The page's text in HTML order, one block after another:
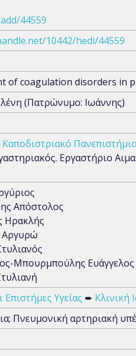
44559
10442/hedi/44559
of coagulation disorders in
(Πατρώνυμο: Ιωάννης)
Καποδιστριακό
Εργαστήριο
Απόστολος
Ηρακλής
Αργυρώ
Μπουρμπούλης Ευάγγελος
Επιστήμες Υγείας ➨ Κλινική
Πνευμονική αρτηριακή